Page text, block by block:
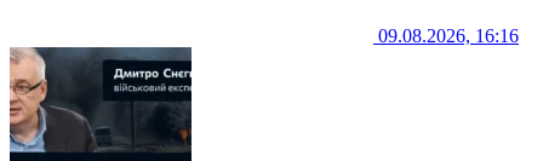
09.08.2026, 16:16